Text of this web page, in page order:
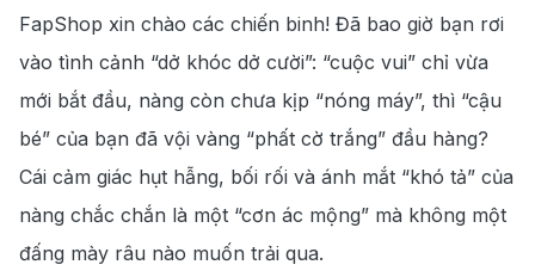
FapShop xin chào các chiến binh! Đã bao giờ bạn rơi
vào tình cảnh “dở khóc dở cười”: “cuộc vui” chỉ vừa
mới bắt đầu, nàng còn chưa kịp “nóng máy”, thì “cậu
bé” của bạn đã vội vàng “phất cờ trắng” đầu hàng?
Cái cảm giác hụt hẫng, bối rối và ánh mắt “khó tả” của
nàng chắc chắn là một “cơn ác mộng” mà không một
đấng mày râu nào muốn trải qua.